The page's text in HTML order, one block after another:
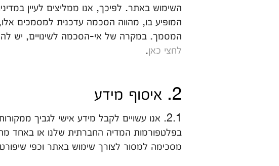
השימוש באתר. לפיכך, אנו ממליצים לעיין
המופיע בו, מהווה הסכמה עדכנית למסמכים
המסמך. במקרה של אי-הסכמה לשינויים, יש
לחצי כאן.
2. איסוף מידע
2.1. אנו עשויים לקבל מידע אישי לגביך
בפלטפורמות המדיה החברתית שלנו או באחד
מסכימה למסור לצורך שימוש באתר וכפי